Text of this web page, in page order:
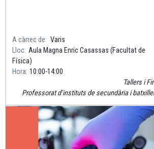
A càrrec de
Varis
Lloc Aula Magna Enric Casassas (Facultat de
Física)
Hora 10:00 14:00
Tallers i
Professorat d'instituts de secundària i